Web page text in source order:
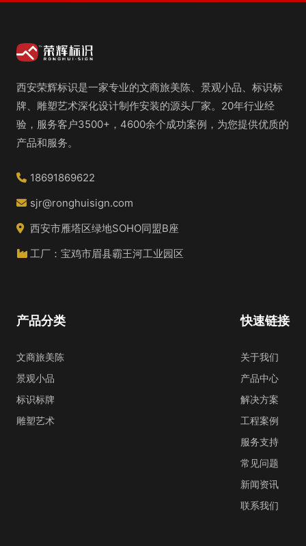
西安荣辉标识是一家专业的文商旅美陈、景观小品、标识标
牌、雕塑艺术深化设计制作安装的源头厂家。20年行业经
验，服务客户3500+，4600余个成功案例，为您提供优质的
产品和服务。
18691869622
sjr@ronghuisign.com
西安市雁塔区绿地SOHO同盟B座
工厂：宝鸡市眉县霸王河工业园区
快速链接
关于我们
产品中心
解决方案
工程案例
服务支持
常见问题
新闻资讯
联系我们
产品分类
文商旅美陈
景观小品
标识标牌
雕塑艺术